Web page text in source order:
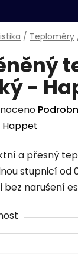
/ Teploměry
-
Happet
a přesný
stupnicí od
bez narušení